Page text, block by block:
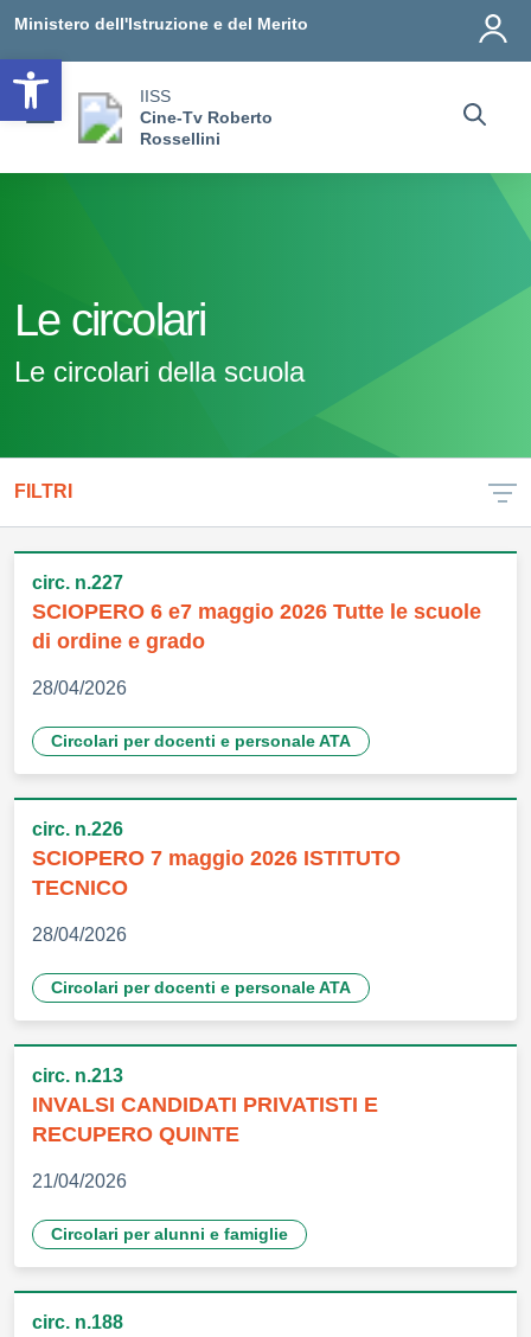
Ministero dell'Istruzione e del Merito
IISS
Cine-Tv Roberto
Rossellini
Le circolari
Le circolari della scuola
FILTRI
circ. n.227
SCIOPERO 6 e7 maggio 2026 Tutte le scuole
di ordine e grado
28/04/2026
Circolari per docenti e personale ATA
circ. n.226
SCIOPERO 7 maggio 2026 ISTITUTO
TECNICO
28/04/2026
Circolari per docenti e personale ATA
circ. n.213
INVALSI CANDIDATI PRIVATISTI E
RECUPERO QUINTE
21/04/2026
Circolari per alunni e famiglie
circ. n.188
Open toolbar